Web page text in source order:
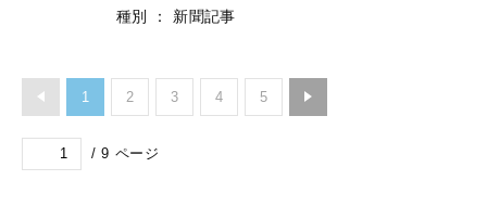
種別
： 新聞記事
1 2 3 4 5
/ 9 ページ